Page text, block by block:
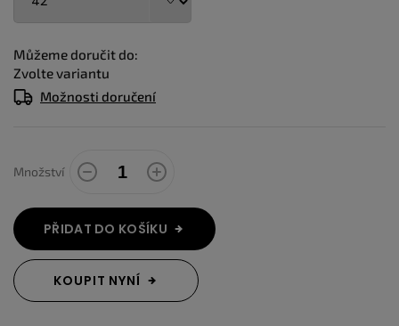
Můžeme doručit do:
Zvolte variantu
Možnosti doručení
Množství
PŘIDAT DO KOŠÍKU
KOUPIT NYNÍ